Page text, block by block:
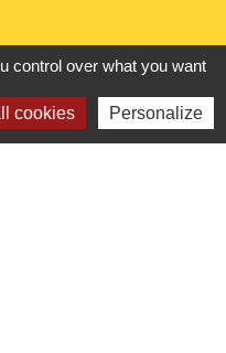
control over what you want
cookies Personalize